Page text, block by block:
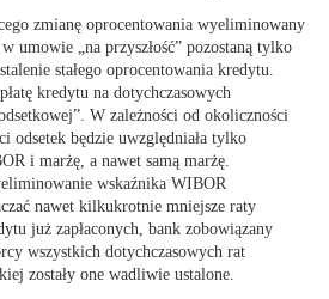
zmianę oprocentowania wyeliminowany
umowie „na przyszłość” pozostaną tylko
stałego oprocentowania kredytu.
kredytu na dotychczasowych
W zależności od okoliczności
odsetek będzie uwzględniała tylko
i marżę, a nawet samą marżę.
wskaźnika WIBOR
nawet kilkukrotnie mniejsze raty
już zapłaconych, bank zobowiązany
wszystkich dotychczasowych rat
zostały one wadliwie ustalone.